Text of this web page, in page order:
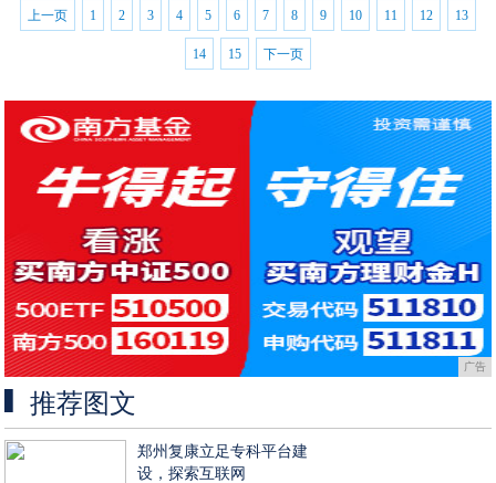
上一页 1 2 3 4 5 6 7 8 9 10 11 12 13
14 15 下一页
广告
推荐图文
郑州复康立足专科平台建
设，探索互联网